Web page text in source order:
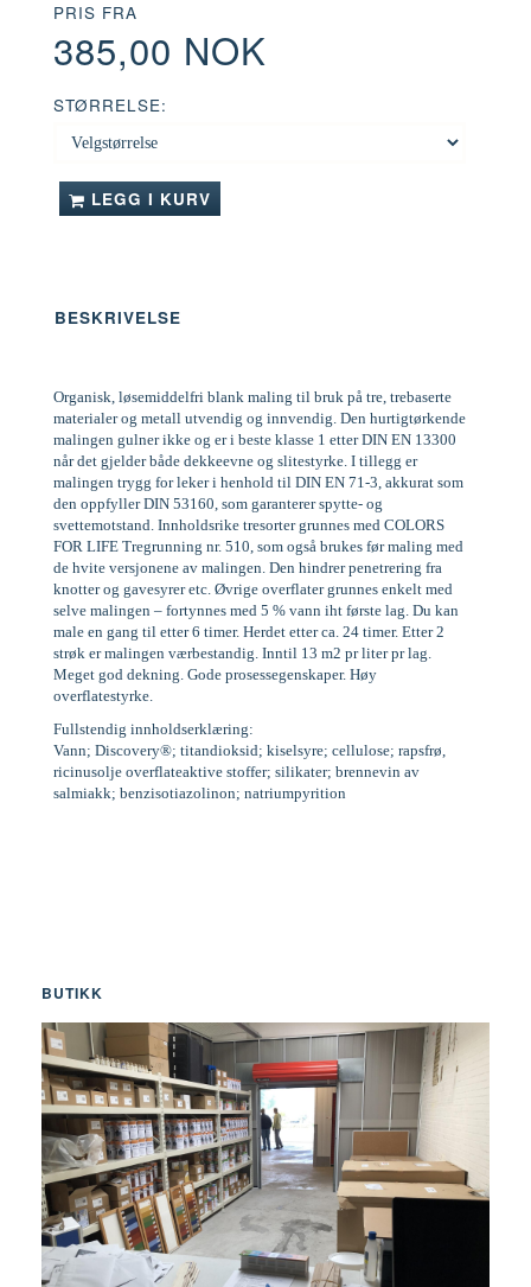
PRIS FRA
385,00 NOK
STØRRELSE:
LEGG I KURV
BESKRIVELSE
Organisk, løsemiddelfri blank maling til bruk på tre, trebaserte
materialer og metall utvendig og innvendig. Den hurtigtørkende
malingen gulner ikke og er i beste klasse 1 etter DIN EN 13300
når det gjelder både dekkeevne og slitestyrke. I tillegg er
malingen trygg for leker i henhold til DIN EN 71-3, akkurat som
den oppfyller DIN 53160, som garanterer spytte- og
svettemotstand. Innholdsrike tresorter grunnes med COLORS
FOR LIFE Tregrunning nr. 510, som også brukes før maling med
de hvite versjonene av malingen. Den hindrer penetrering fra
knotter og gavesyrer etc. Øvrige overflater grunnes enkelt med
selve malingen – fortynnes med 5 % vann iht første lag. Du kan
male en gang til etter 6 timer. Herdet etter ca. 24 timer. Etter 2
strøk er malingen værbestandig. Inntil 13 m2 pr liter pr lag.
Meget god dekning. Gode prosessegenskaper. Høy
overflatestyrke.
Fullstendig innholdserklæring:
Vann; Discovery®; titandioksid; kiselsyre; cellulose; rapsfrø,
ricinusolje overflateaktive stoffer; silikater; brennevin av
salmiakk; benzisotiazolinon; natriumpyrition
BUTIKK